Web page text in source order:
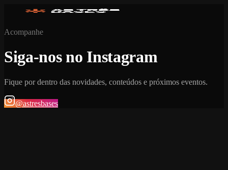
Acompanhe
Siga-nos no Instagram
Fique por dentro das novidades, conteúdos e próximos eventos.
@astresbases